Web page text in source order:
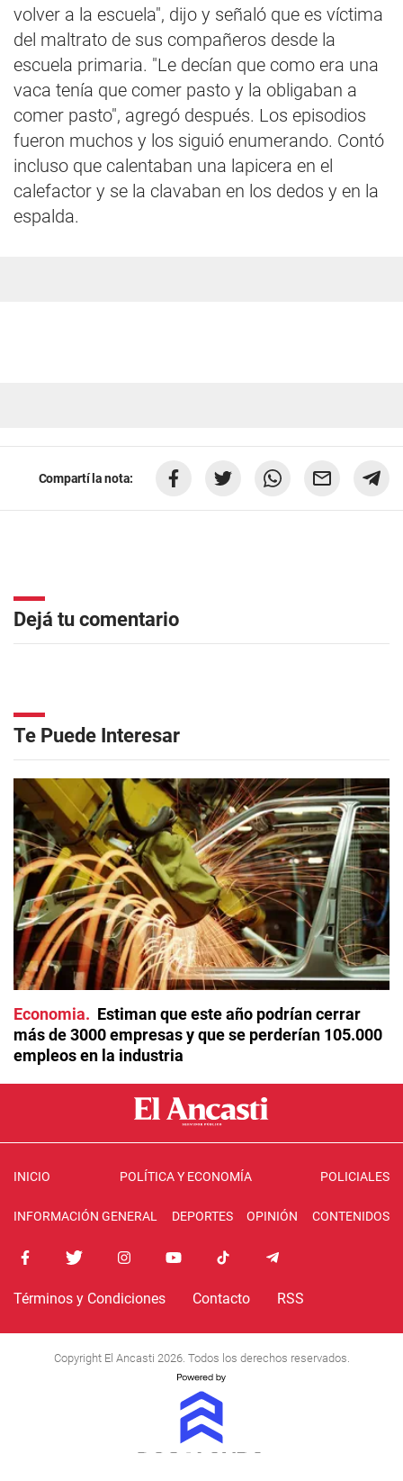
volver a la escuela", dijo y señaló que es víctima
del maltrato de sus compañeros desde la
escuela primaria. "Le decían que como era una
vaca tenía que comer pasto y la obligaban a
comer pasto", agregó después. Los episodios
fueron muchos y los siguió enumerando. Contó
incluso que calentaban una lapicera en el
calefactor y se la clavaban en los dedos y en la
espalda.
Compartí la nota:
Dejá tu comentario
Te Puede Interesar
Economia
Estiman que este año podrían cerrar
más de 3000 empresas y que se perderían 105.000
empleos en la industria
INICIO POLÍTICA Y ECONOMÍA POLICIALES
INFORMACIÓN GENERAL DEPORTES OPINIÓN CONTENIDOS
Términos y Condiciones Contacto RSS
Copyright El Ancasti 2026. Todos los derechos reservados.